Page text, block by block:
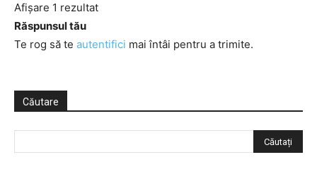
Afișare 1 rezultat
Răspunsul tău
Te rog să te autentifici mai întâi pentru a trimite.
Căutare